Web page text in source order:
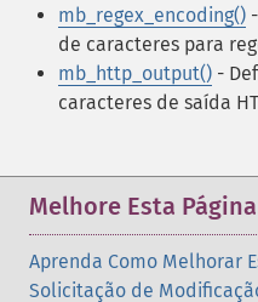
mb_regex_encoding()
de caracteres para
mb_http_output() -
caracteres de saída
Melhore Esta Página
Aprenda Como Melhorar
Solicitação de